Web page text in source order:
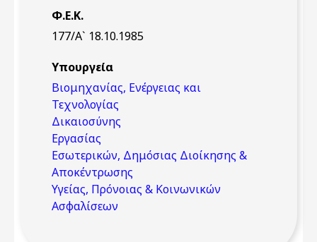
Φ.Ε.Κ.
177/Α` 18.10.1985
Υπουργεία
Βιομηχανίας, Ενέργειας και
Τεχνολογίας
Δικαιοσύνης
Εργασίας
Εσωτερικών, Δημόσιας Διοίκησης &
Αποκέντρωσης
Υγείας, Πρόνοιας & Κοινωνικών
Ασφαλίσεων